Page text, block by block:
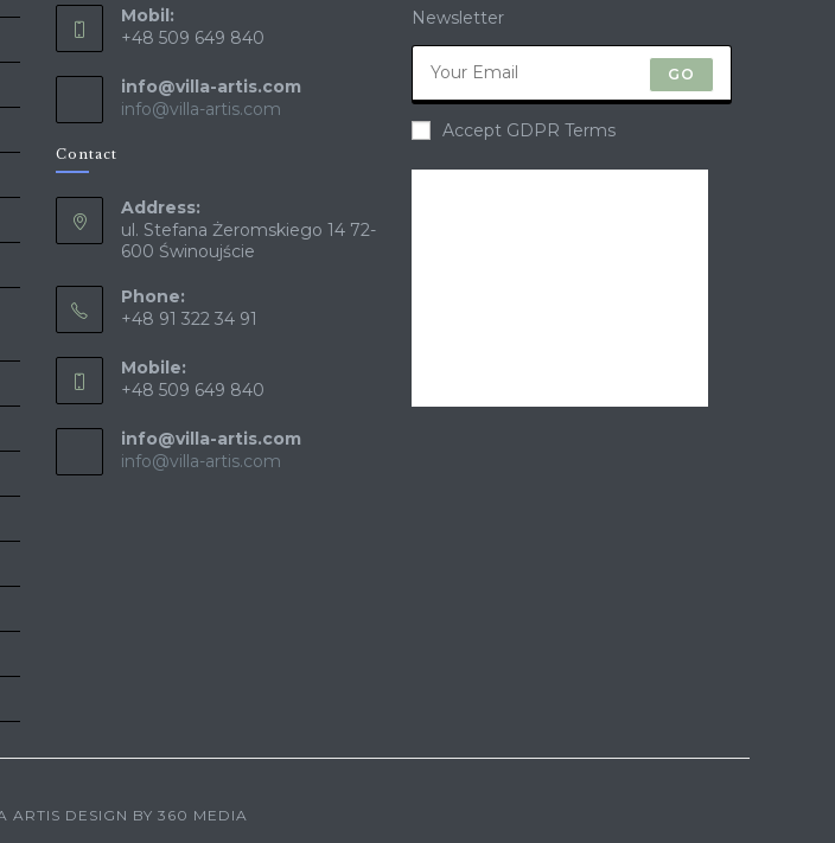
Mobil:
+48 509 649 840
info@villa-artis.com
info@villa-artis.com
Contact
Address:
ul. Stefana Żeromskiego 14 72-
600 Świnoujście
Phone:
+48 91 322 34 91
Mobile:
+48 509 649 840
info@villa-artis.com
info@villa-artis.com
Newsletter
GO
Accept GDPR Terms
ARTIS DESIGN BY 360 MEDIA